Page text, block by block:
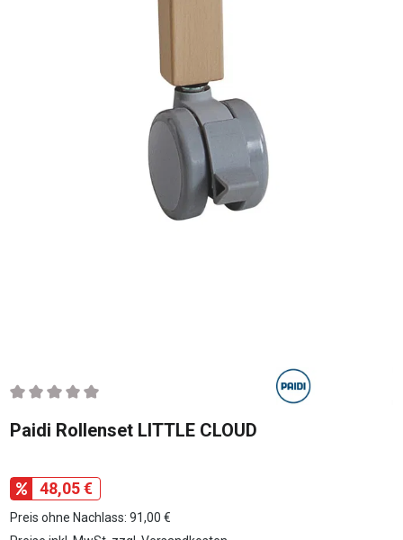
Durchschnittliche Bewertung von 0 von 5 Sternen
Paidi Rollenset LITTLE CLOUD
48,05 €
Preis ohne Nachlass: 91,00 €